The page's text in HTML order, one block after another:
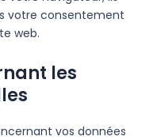
votre consentement
web.
les
vos données